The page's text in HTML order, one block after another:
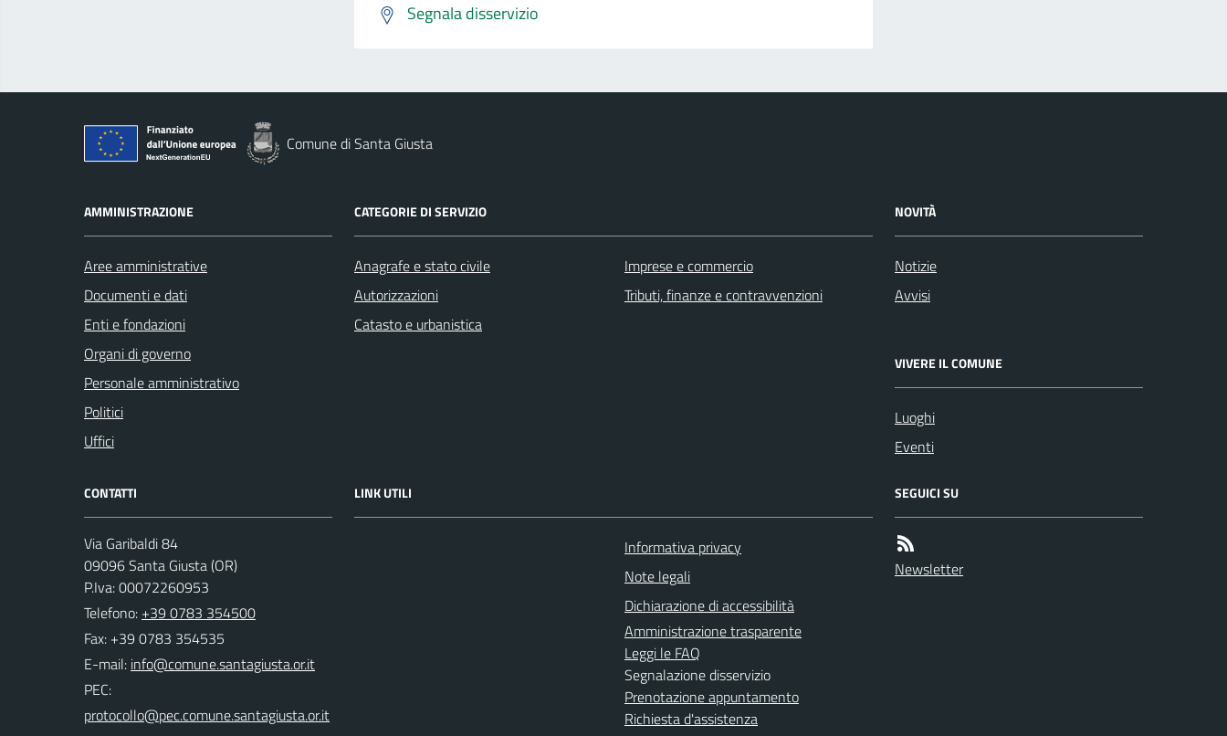
Segnala disservizio
Comune di Santa Giusta
AMMINISTRAZIONE
Aree amministrative
Documenti e dati
Enti e fondazioni
Organi di governo
Personale amministrativo
Politici
Uffici
CATEGORIE DI SERVIZIO
Anagrafe e stato civile
Autorizzazioni
Catasto e urbanistica
Imprese e commercio
Tributi, finanze e contravvenzioni
NOVITÀ
Notizie
Avvisi
VIVERE IL COMUNE
Luoghi
Eventi
CONTATTI
Via Garibaldi 84
09096 Santa Giusta (OR)
P.Iva: 00072260953
Telefono: +39 0783 354500
Fax: +39 0783 354535
E-mail:
PEC:
LINK UTILI
Informativa privacy
Note legali
Dichiarazione di accessibilità
Amministrazione trasparente
Leggi le FAQ
Segnalazione disservizio
Prenotazione appuntamento
Richiesta d'assistenza
SEGUICI SU
Newsletter